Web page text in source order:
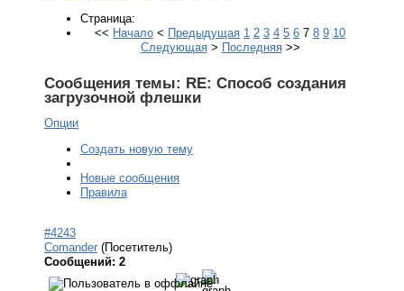
Страница:
<< Начало < Предыдущая 1 2 3 4 5 6 7 8 9 10
Следующая> Последняя>>
Сообщения темы: RE: Способ создания
загрузочной флешки
Опции
Создать новую тему
Новые сообщения
Правила
#4243
Comander (Посетитель)
Сообщений: 2